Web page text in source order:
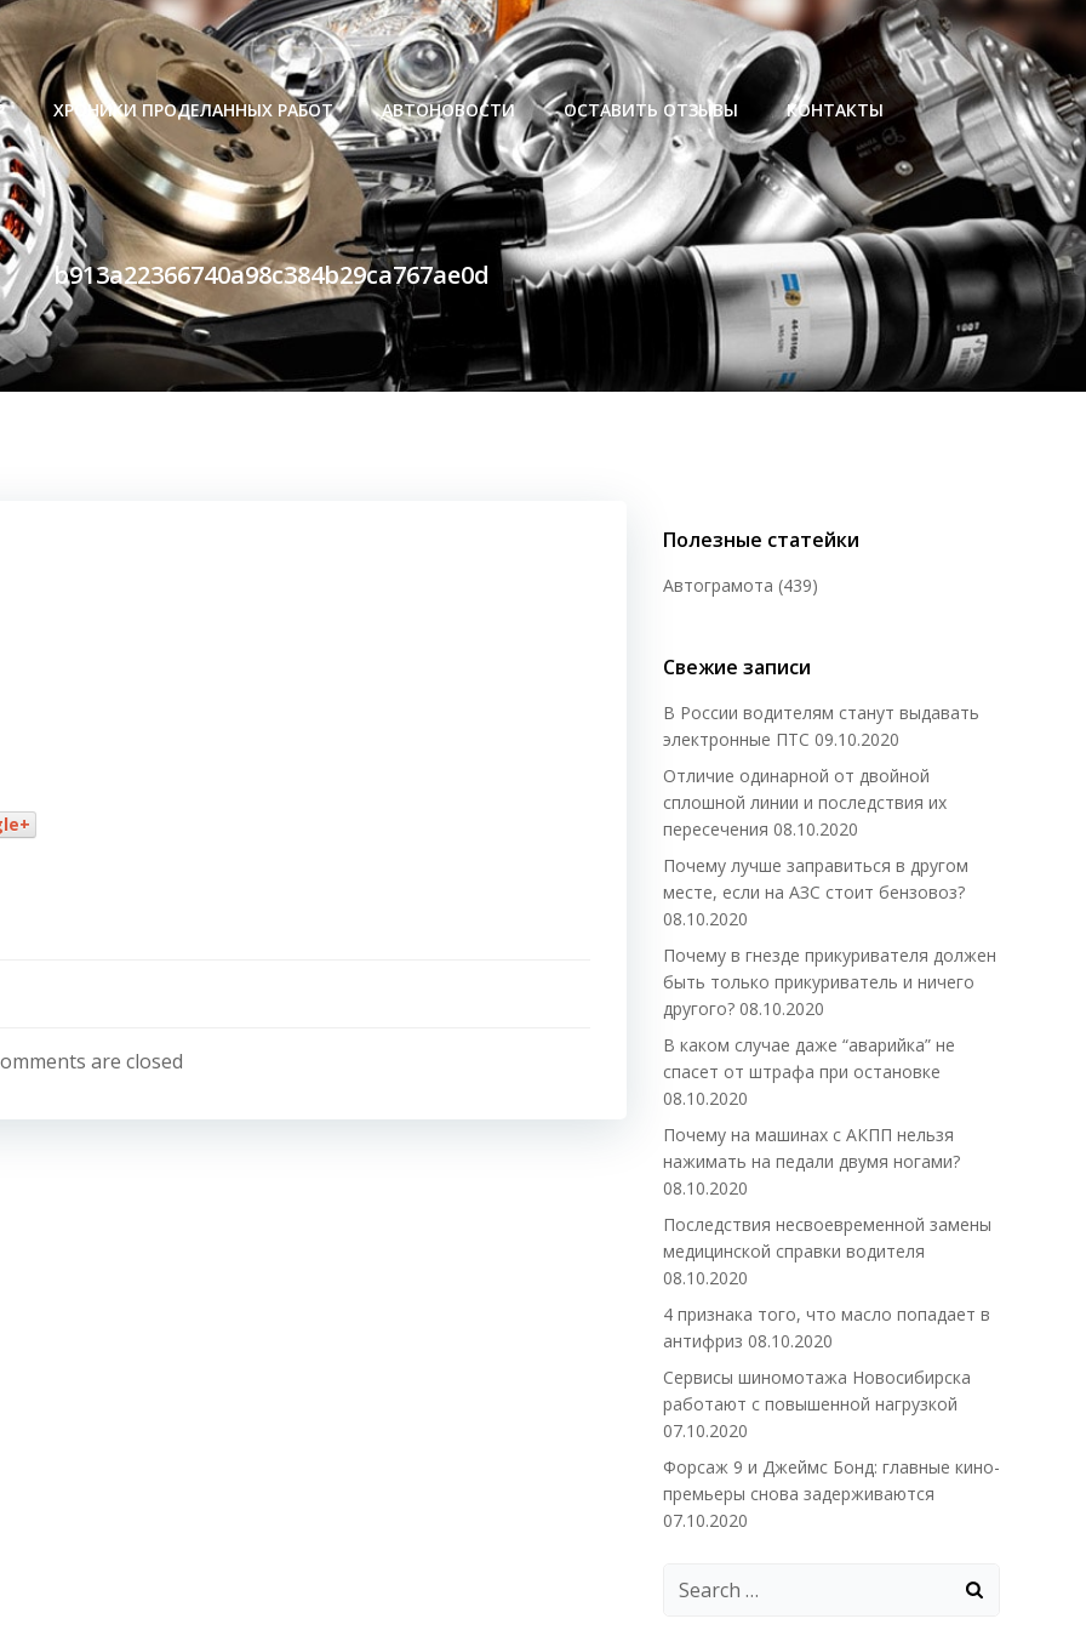
ХРОНИКИ ПРОДЕЛАННЫХ РАБОТ АВТОНОВОСТИ ОСТАВИТЬ ОТЗЫВЫ КОНТАКТЫ
b913a22366740a98c384b29ca767ae0d
are closed
Полезные статейки
Автограмота (439)
Свежие записи
В России водителям станут выдавать
электронные ПТС 09.10.2020
Отличие одинарной от двойной
сплошной линии и последствия их
пересечения 08.10.2020
Почему лучше заправиться в другом
месте, если на АЗС стоит бензовоз?
08.10.2020
Почему в гнезде прикуривателя должен
быть только прикуриватель и ничего
другого? 08.10.2020
В каком случае даже “аварийка” не
спасет от штрафа при остановке
08.10.2020
Почему на машинах с АКПП нельзя
нажимать на педали двумя ногами?
08.10.2020
Последствия несвоевременной замены
медицинской справки водителя
08.10.2020
4 признака того, что масло попадает в
антифриз 08.10.2020
Сервисы шиномотажа Новосибирска
работают с повышенной нагрузкой
07.10.2020
Форсаж 9 и Джеймс Бонд: главные кино-
премьеры снова задерживаются
07.10.2020
Search